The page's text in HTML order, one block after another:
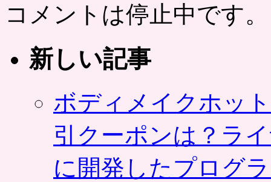
コメントは停止中です。
新しい記事
ボディメイクホッ
引クーポンは？ラ
に開発したプログ